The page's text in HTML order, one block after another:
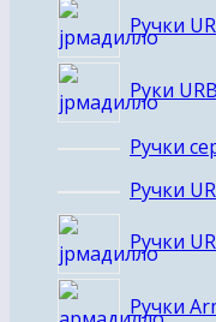
Ручки
Руки
Ручки
Ручки
Ручки
Ручки